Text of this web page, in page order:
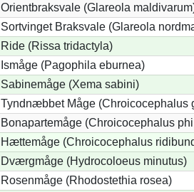
Orientbraksvale (Glareola
Sortvinget Braksvale (Glareola
Ride (Rissa tridactyla)
Ismåge (Pagophila eburnea)
Sabinemåge (Xema sabini)
Tyndnæbbet Måge (Chroicocephalus
Bonapartemåge (Chroicocephalus
Hættemåge (Chroicocephalus
Dværgmåge (Hydrocoloeus minutus)
Rosenmåge (Rhodostethia rosea)